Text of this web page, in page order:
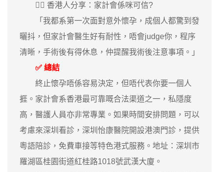
🙋‍♀️ 香港人分享：家計會係咪可信?
「我都系第一次面對意外懷孕，成個人都驚到發
曬抖，但家計會醫生好有耐性，唔會judge你，程序
清晰，手術後有得休息，仲提醒我術後注意事項。」
✅ 總結
終止懷孕唔係容易決定，但唔代表你要一個人
捱。家計會系香港最可靠嘅合法渠道之一，私隱度
高，醫護人員亦非常專業。如果時間安排問題，可以
考慮來深圳看診，深圳怡康醫院開設港澳門診，提供
粵語陪診，免費車接等特色港式服務。地址：深圳市
羅湖區桂園街道紅桂路1018號武漢大廈。